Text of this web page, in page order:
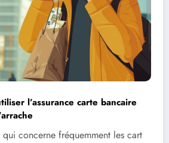
l’assurance carte bancaire
concerne fréquemment les cart